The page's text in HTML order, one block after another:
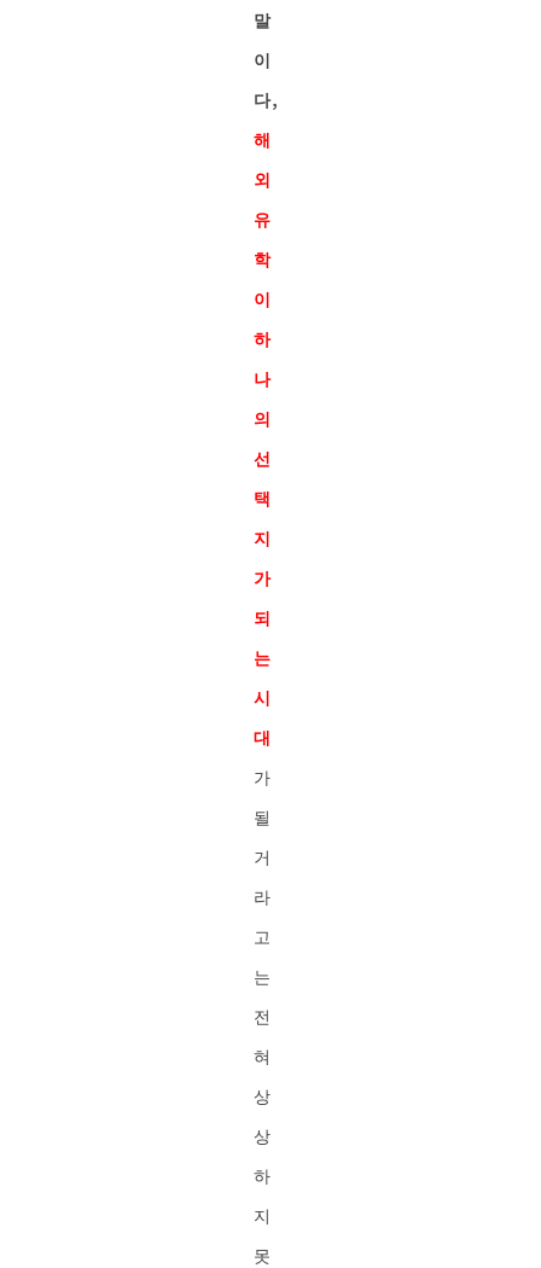
말
이
다,
해
외
유
학
이
하
나
의
선
택
지
가
되
는
시
대
가
될
거
라
고
는
전
혀
상
상
하
지
못